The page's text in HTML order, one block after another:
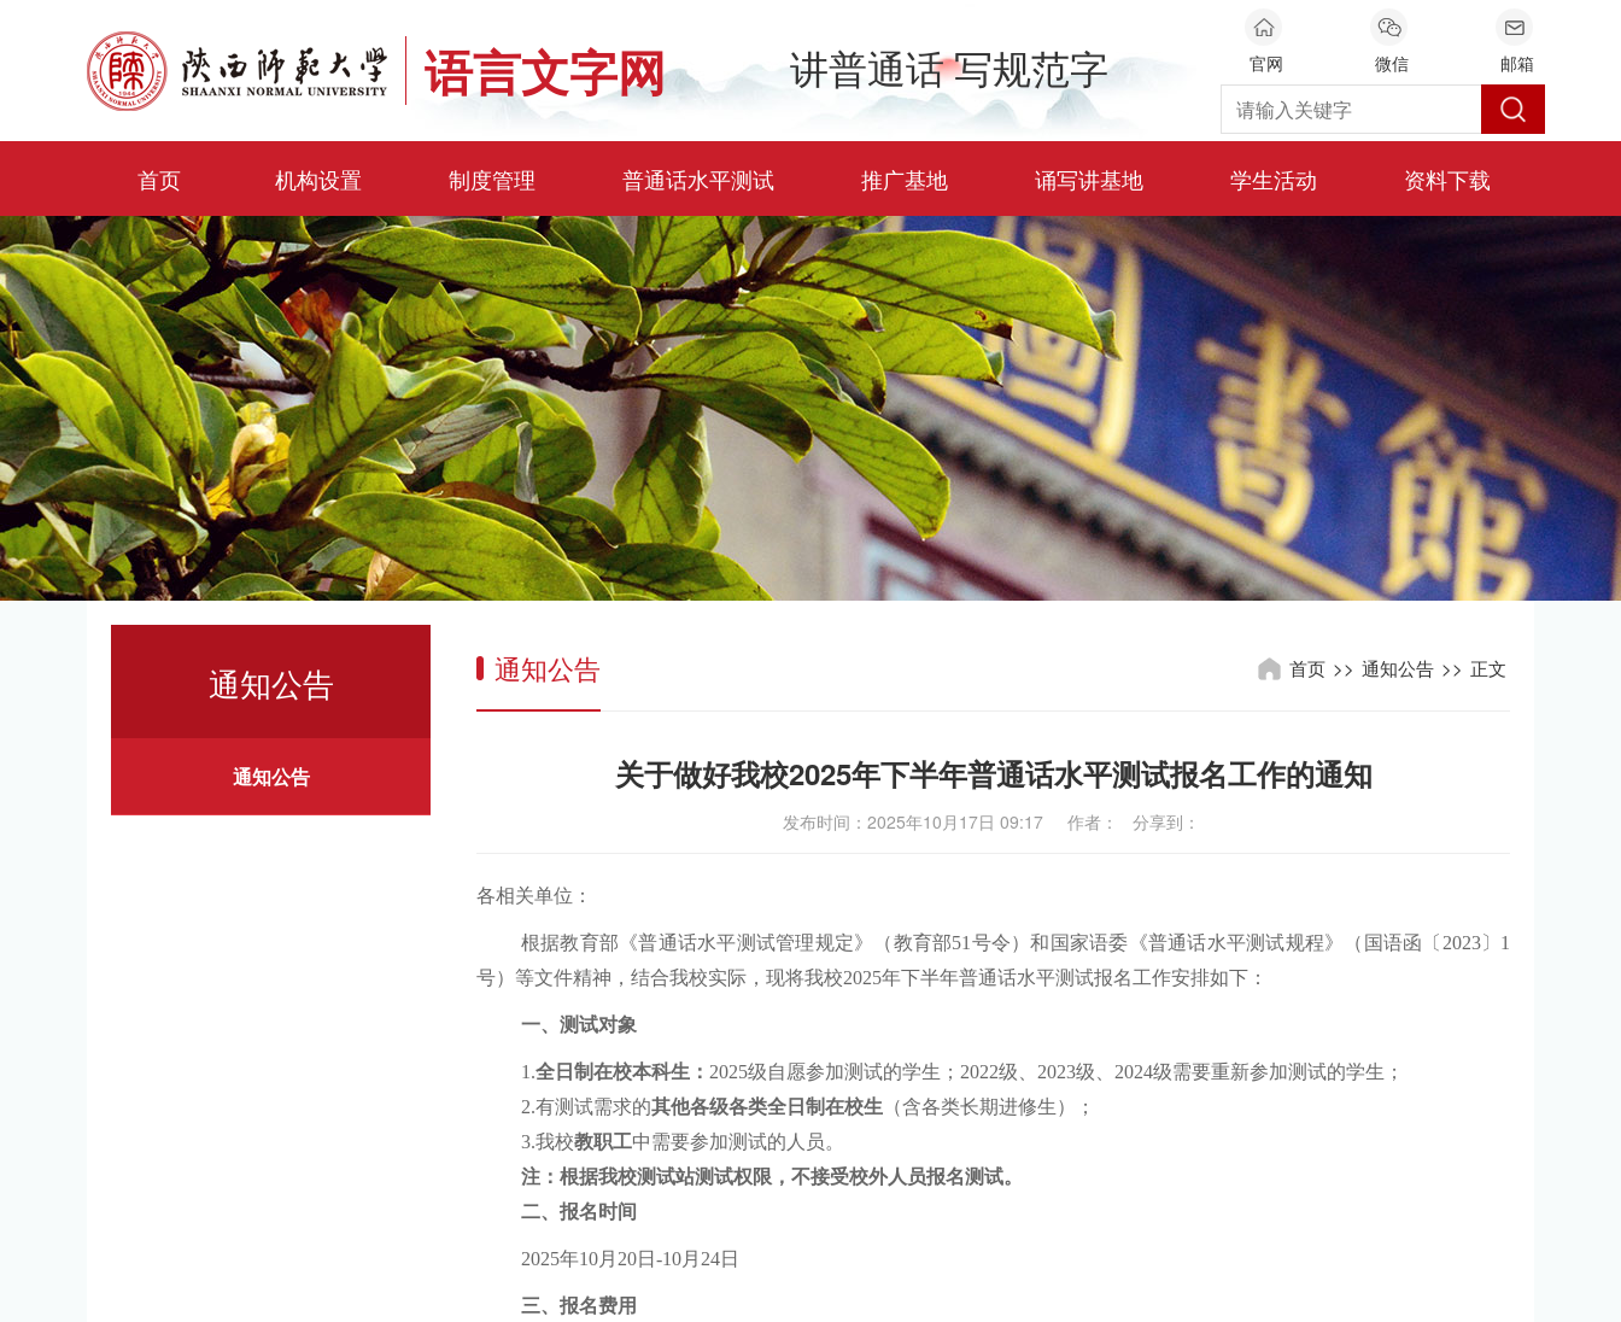
语言文字网 讲普通话 写规范字 官网 微信 邮箱
首页 机构设置 制度管理 普通话水平测试 推广基地 诵写讲基地 学生活动 资料下载
通知公告
通知公告
通知公告 首页 >> 通知公告 >> 正文
关于做好我校2025年下半年普通话水平测试报名工作的通知
发布时间：2025年10月17日 09:17 作者： 分享到：
各相关单位：
根据教育部《普通话水平测试管理规定》（教育部51 号令）和国家语委《普通话水平测试规程》（国语函〔 2023〕 1
号） 等文件精神 ， 结合我校实际，现将我校2025年下半年普通话水平测试报名工作安排如下 ：
一、测试对象
1.全日制在校本科生： 2025级自愿参加测试的学生； 2022级、 2023级、 2024级需要重新参加测试的学生；
2.有测试需求的其他各级各类全日制在校生 （含各类长期进修生）；
3.我校教职工中需要参加测试的人员。
注： 根据我校测试站测试权限，不接受校外人员报名测试。
二、 报名时间
2025年10月 20日 -10月 24日
三、报名费用